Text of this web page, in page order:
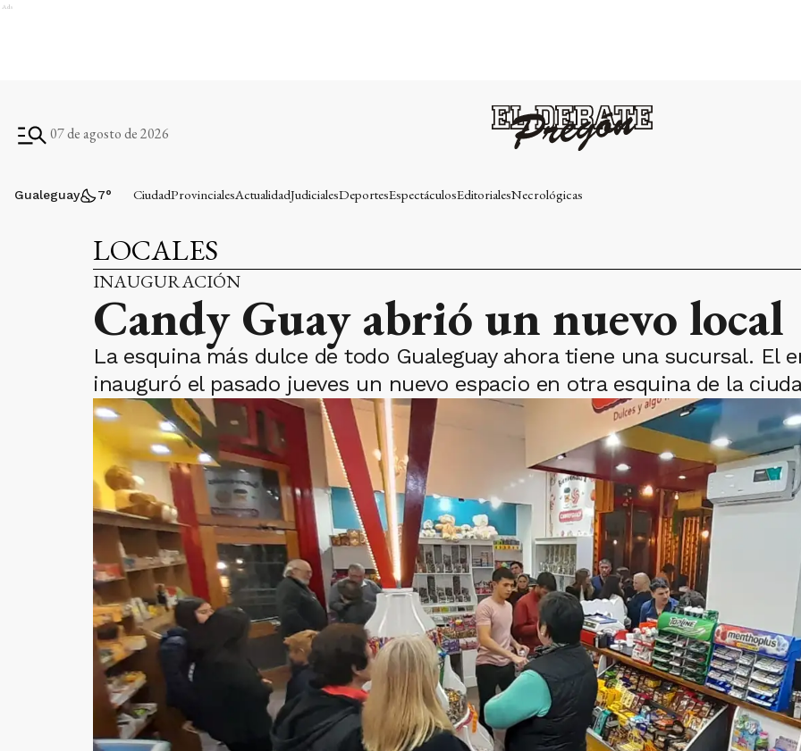
Ads
07 de agosto de 2026
Gualeguay 7° CiudadProvincialesActualidadJudicialesDeportesEspectáculosEditorialesNecrológicas
LOCALES
INAUGURACIÓN
Candy Guay abrió un nuevo local
La esquina más dulce de todo Gualeguay ahora tiene una sucursal. El
inauguró el pasado jueves un nuevo espacio en otra esquina de la